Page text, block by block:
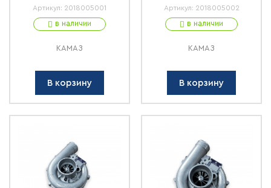
Артикул: 2018005001
в наличии
КАМАЗ
В корзину
Артикул: 2018005002
в наличии
КАМАЗ
В корзину